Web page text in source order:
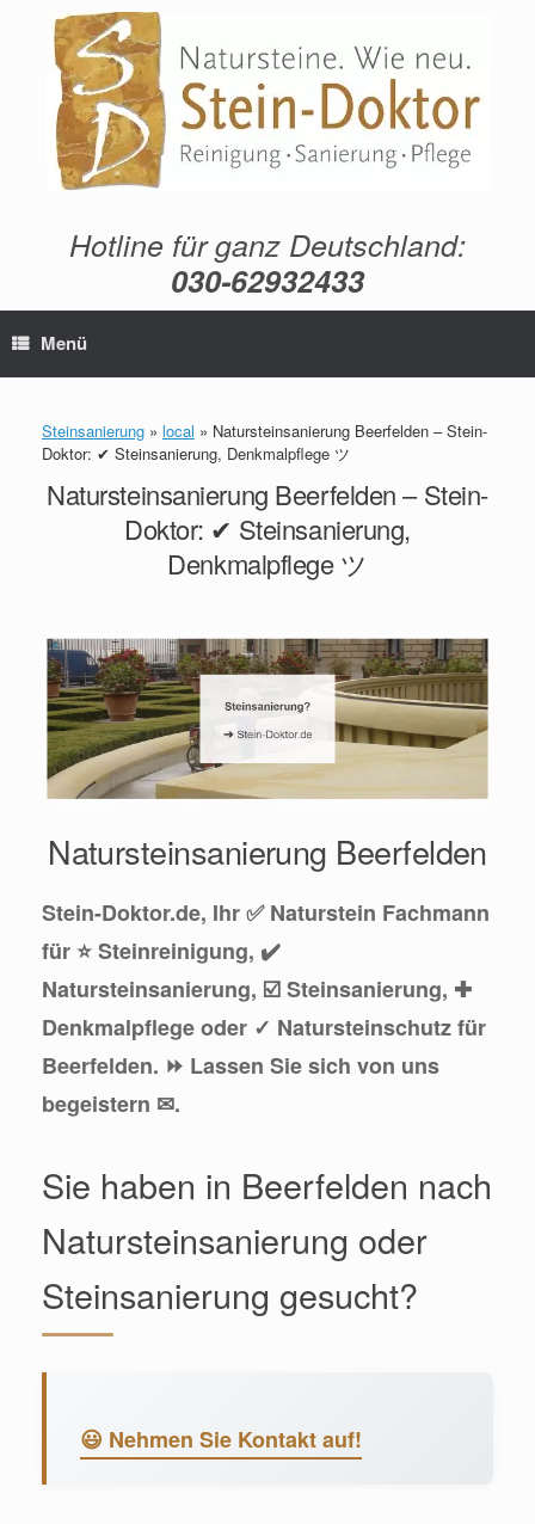
springen
Hotline für ganz Deutschland:
030-62932433
Menü
Steinsanierung » local » Natursteinsanierung Beerfelden – Stein-
Doktor: ✔ Steinsanierung, Denkmalpflege ツ
Natursteinsanierung Beerfelden – Stein-
Doktor: ✔ Steinsanierung,
Denkmalpflege ツ
Natursteinsanierung Beerfelden
Stein-Doktor.de, Ihr ✅ Naturstein Fachmann
für ⭐ Steinreinigung, ✔️
Natursteinsanierung, ☑️ Steinsanierung, ✚
Denkmalpflege oder ✓ Natursteinschutz für
Beerfelden. ⏩ Lassen Sie sich von uns
begeistern ✉.
Sie haben in Beerfelden nach
Natursteinsanierung oder
Steinsanierung gesucht?
😃 Nehmen Sie Kontakt auf!